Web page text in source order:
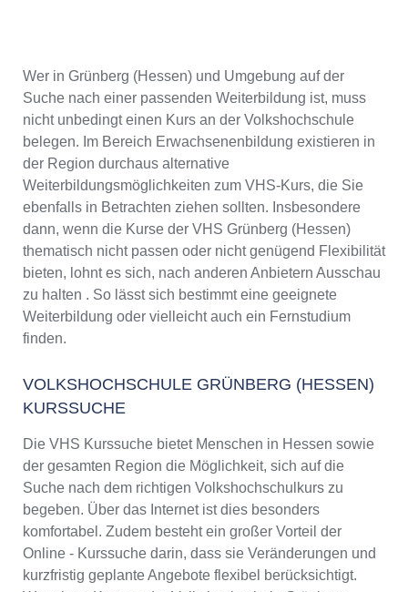
Wer in Grünberg (Hessen) und Umgebung auf der
Suche nach einer passenden Weiterbildung ist, muss
nicht unbedingt einen Kurs an der Volkshochschule
belegen. Im Bereich Erwachsenenbildung existieren in
der Region durchaus alternative
Weiterbildungsmöglichkeiten zum VHS-Kurs, die Sie
ebenfalls in Betrachten ziehen sollten. Insbesondere
dann, wenn die Kurse der VHS Grünberg (Hessen)
thematisch nicht passen oder nicht genügend Flexibilität
bieten, lohnt es sich, nach anderen Anbietern Ausschau
zu halten . So lässt sich bestimmt eine geeignete
Weiterbildung oder vielleicht auch ein Fernstudium
finden.
VOLKSHOCHSCHULE GRÜNBERG (HESSEN)
KURSSUCHE
Die VHS Kurssuche bietet Menschen in Hessen sowie
der gesamten Region die Möglichkeit, sich auf die
Suche nach dem richtigen Volkshochschulkurs zu
begeben. Über das Internet ist dies besonders
komfortabel. Zudem besteht ein großer Vorteil der
Online - Kurssuche darin, dass sie Veränderungen und
kurzfristig geplante Angebote flexibel berücksichtigt.